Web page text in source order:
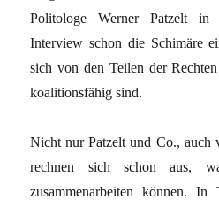
Politologe Werner Patzelt in
Interview schon die Schimäre
sich von den Teilen der
koalitionsfähig sind.
Nicht nur Patzelt und Co., auch
rechnen sich schon aus,
zusammenarbeiten können.